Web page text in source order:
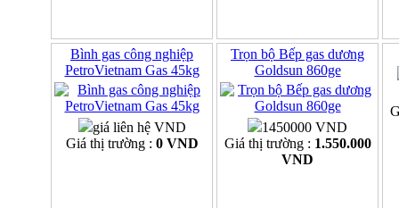
Bình gas công nghiệp
PetroVietnam Gas 45kg
giá liên hệ VND
Giá thị trường : 0 VND
Trọn bộ Bếp gas dương
Goldsun 860ge
1450000 VND
Giá thị trường : 1.550.000
VND